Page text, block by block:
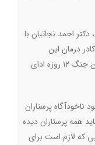
احمد نجاتیان با
درمان این
بیمارستان و کادر درمان نیروهای مسلح در دوران جنگ ۱۲ روزه ادای
پرستاران
همه پرستاران دیده
که لازم است برای